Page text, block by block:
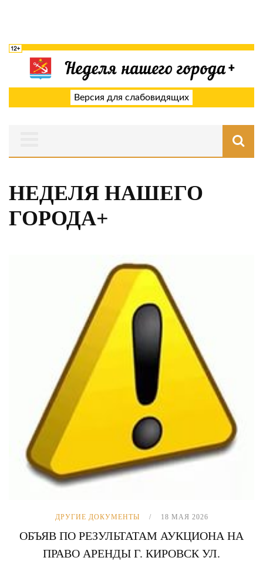
Версия для слабовидящих
НЕДЕЛЯ НАШЕГО
ГОРОДА+
ДРУГИЕ ДОКУМЕНТЫ 18 МАЯ 2026
ОБЪЯВ ПО РЕЗУЛЬТАТАМ АУКЦИОНА НА
ПРАВО АРЕНДЫ Г. КИРОВСК УЛ.